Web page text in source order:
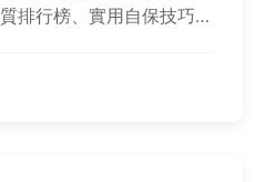
排行榜、實用自保技巧和
和專業分析，提供實用價